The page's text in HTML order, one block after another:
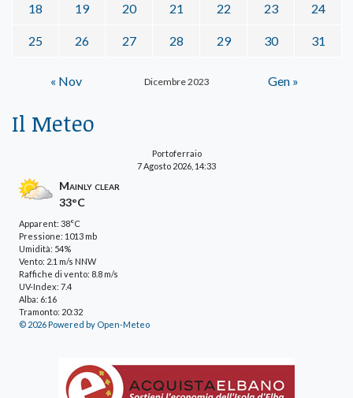
Dicembre 2023
18 19 20 21 22 23 24
25 26 27 28 29 30 31
« Nov Gen »
Il Meteo
Portoferraio
7 Agosto 2026, 14:33
Mainly clear
33°C
Apparent: 38°C
Pressione: 1013 mb
Umidità: 54%
Vento: 2.1 m/s NNW
Raffiche di vento: 8.8 m/s
UV-Index: 7.4
Alba: 6:16
Tramonto: 20:32
© 2026 Powered by Open-Meteo